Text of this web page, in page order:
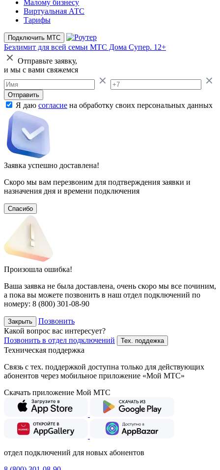
Малому бизнесу
Виртуальная АТС
Тарифы
Подключить МТС
Безлимит для всей семьи МТС Дома Супер. 12+
Отправьте заявку,
и мы с вами свяжемся
Отправить
Я даю согласие на обработку своих персональных данных
Заявка успешно доставлена!
Скоро мы вам перезвоним для подтверждения заявки и
назначения дня и времени подключения
Спасибо
Произошла ошибка!
Ваша заявка не была доставлена, очень скоро мы все починим,
а пока вы можете позвонить в наш отдел подключений по
номеру: 8 (800) 301-08-90
Закрыть
Позвонить
Какой вопрос вас интересует?
Позвонить в отдел подключений
Тех. поддежка
Техническая поддержка
Связь с тех. поддержкой доступна только для действующих
абонентов через мобильное приложение «Мой МТС»
Скачать приложение Мой МТС
отдел подключений для новых абонентов